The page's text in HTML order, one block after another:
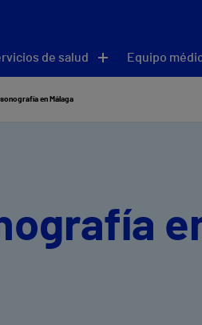
de salud Equipo
en Málaga